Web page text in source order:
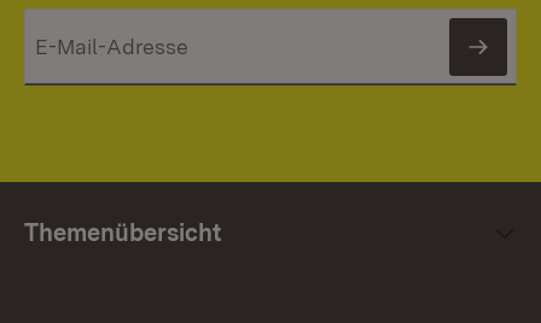
Themenübersicht